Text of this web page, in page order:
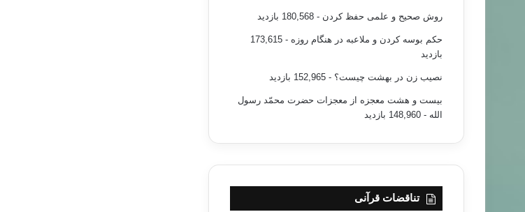
روش صحیح و علمی حفظ کردن - 180,568 بازدید
حکم بوسه کردن و ملاعبه در هنگام روزه
- 173,615
بازدید
نصیب زن در بهشت چیست؟ - 152,965 بازدید
بیست و هشت معجزه از معجزات حضرت محمّد رسول
الله - 148,960 بازدید
تناقضات قرآنی